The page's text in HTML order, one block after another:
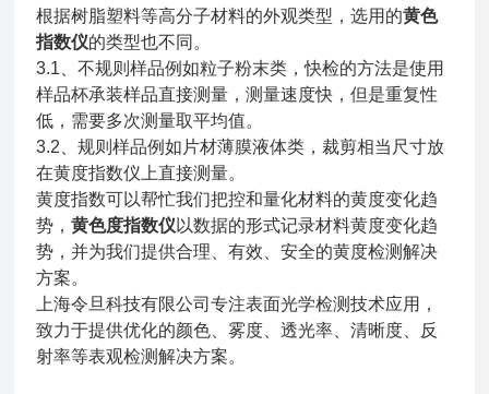
根据树脂塑料等高分子材料的外观类型，选用的黄色
指数仪的类型也不同。
3.1、不规则样品例如粒子粉末类，快检的方法是使用
样品杯承装样品直接测量，测量速度快，但是重复性
低，需要多次测量取平均值。
3.2、规则样品例如片材薄膜液体类，裁剪相当尺寸放
在黄度指数仪上直接测量。
黄度指数可以帮忙我们把控和量化材料的黄度变化趋
势，黄色度指数仪 以数据的形式记录材料黄度变化趋
势，并为我们提供合理、有效、安全的黄度检测解决
方案。
上海令旦科技有限公司专注表面光学检测技术应用，
致力于提供优化的颜色、雾度、透光率、清晰度、反
射率等表观检测解决方案。